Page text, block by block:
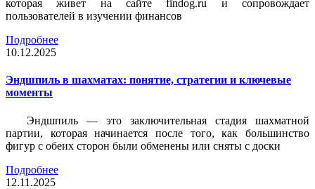
которая живет на сайте findog.ru и сопровождает
пользователей в изучении финансов
Подробнее
10.12.2025
Эндшпиль в шахматах: понятие, стратегии и ключевые
моменты
Эндшпиль — это заключительная стадия шахматной
партии, которая начинается после того, как большинство
фигур с обеих сторон были обменены или сняты с доски
Подробнее
12.11.2025